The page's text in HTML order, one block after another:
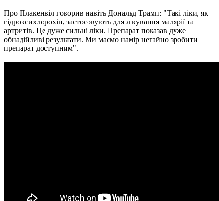
Про Плакенвіл говорив навіть Дональд Трамп: "Такі ліки, як
гідроксихлорохін, застосовують для лікування малярії та
артритів. Це дуже сильні ліки. Препарат показав дуже
обнадійливі результати. Ми маємо намір негайно зробити
препарат доступним".